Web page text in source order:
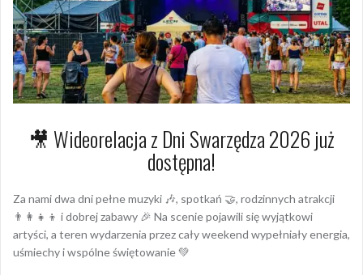
🎥 Wideorelacja z Dni Swarzędza 2026 już
dostępna!
Za nami dwa dni pełne muzyki 🎶, spotkań 🤝, rodzinnych atrakcji
👨‍👩‍👧‍👦 i dobrej zabawy 🎉 Na scenie pojawili się wyjątkowi
artyści, a teren wydarzenia przez cały weekend wypełniały energia,
uśmiechy i wspólne świętowanie 💚